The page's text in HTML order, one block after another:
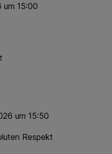
15:00
um 15:50
Respekt